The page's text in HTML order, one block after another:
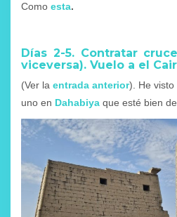
Como esta.
Días 2-5. Contratar
viceversa). Vuelo a el
(Ver la entrada anterior). He visto
uno en Dahabiya que esté bien